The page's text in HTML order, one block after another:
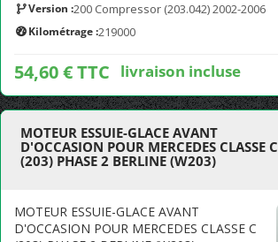
Version :200 Compressor (203.042) 2002-2006
Kilométrage :219000
54,60 € TTC livraison incluse
MOTEUR ESSUIE-GLACE AVANT
D'OCCASION POUR MERCEDES CLASSE C
(203) PHASE 2 BERLINE (W203)
MOTEUR ESSUIE-GLACE AVANT
D'OCCASION POUR MERCEDES CLASSE C